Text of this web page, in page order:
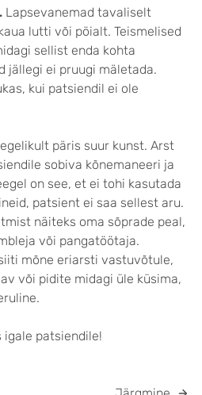
Lapsevanemad tavaliselt
lutti või pöialt. Teismelised
sellist enda kohta
jällegi ei pruugi mäletada.
kui patsiendil ei ole
päris suur kunst. Arst
sobiva kõnemaneeri ja
on see, et ei tohi kasutada
patsient ei saa sellest aru.
näiteks oma sõprade peal,
või pangatöötaja.
mõne eriarsti vastuvõtule,
või pidite midagi üle küsima,
igale patsiendile!